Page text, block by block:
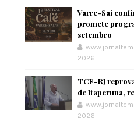
Varre-Sai
promete
setembro
2026
TCE-RJ
de Itaperuna,
2026